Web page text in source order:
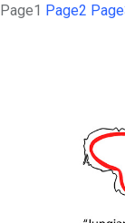
Page1 Page2 Page